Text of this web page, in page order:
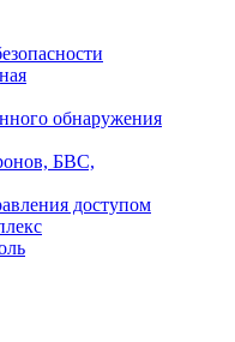
обнаружения
БВС,
доступом